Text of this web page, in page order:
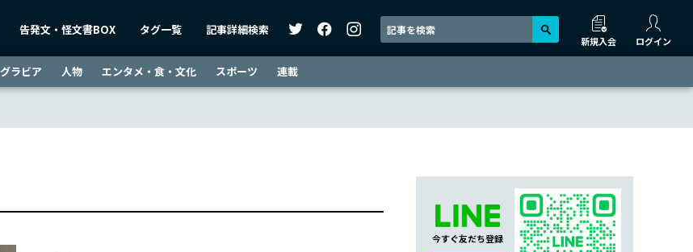
告発文・怪文書BOX タグ一覧 記事詳細検索
新規入会 ログイン
グラビア 人物 エンタメ・食・文化 スポーツ 連載
今すぐ友だち登録